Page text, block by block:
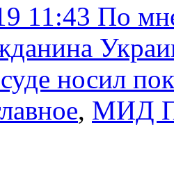
11:43 По
носил
, МИД